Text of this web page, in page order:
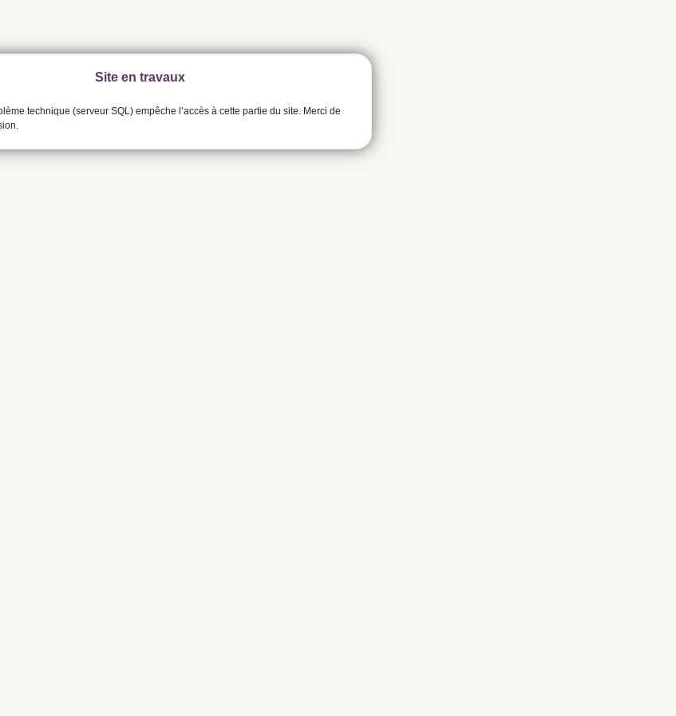
Site en travaux
technique (serveur SQL) empêche l’accès à cette partie du site. Merci de